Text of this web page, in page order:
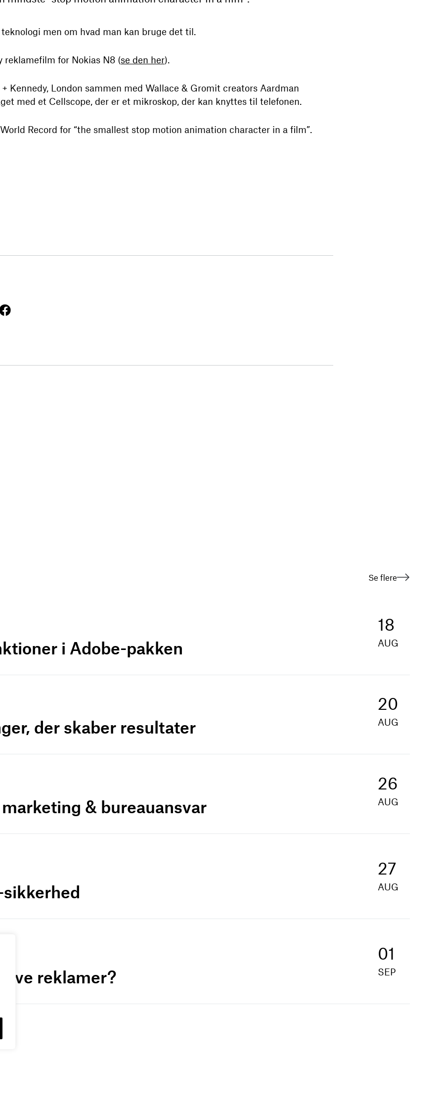
men om hvad man kan bruge det til.
reklamefilm for Nokias N8 (se den her).
Kennedy, London sammen med Wallace & Gromit creators Aardman
med et Cellscope, der er et mikroskop, der kan knyttes til telefonen.
Record for “the smallest stop motion animation character in a film”.
Se flere
i Adobe-pakken
18
AUG
der skaber resultater
20
AUG
& bureauansvar
26
AUG
27
AUG
reklamer?
01
SEP